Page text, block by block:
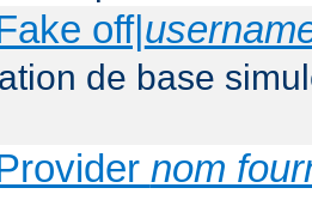
off|
de base
nom